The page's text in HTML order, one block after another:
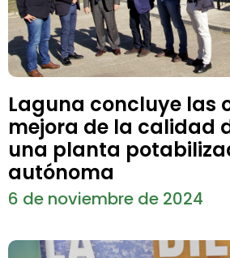
Laguna concluye las
mejora de la calidad
una planta
autónoma
6 de noviembre de 2024